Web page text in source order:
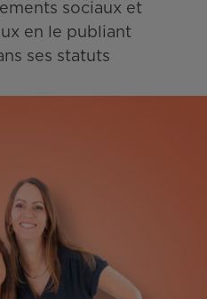
sociaux et
en le publiant
ses statuts